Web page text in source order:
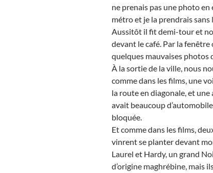
ne prenais pas une photo
métro et je la prendrais sans
Aussitôt il fit demi-tour et
devant le café. Par la
quelques mauvaises
À la sortie de la ville, nous
comme dans les films, une
la route en diagonale, et
avait beaucoup
bloquée.
Et comme dans les films,
vinrent se planter devant
Laurel et Hardy, un grand
d’origine maghrébine, mais